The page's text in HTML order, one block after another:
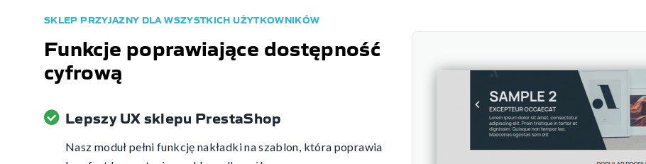
Funkcje poprawiające dostępność
cyfrową
SKLEP PRZYJAZNY DLA WSZYSTKICH UŻYTKOWNIKÓW
Lepszy UX sklepu PrestaShop
Nasz moduł pełni funkcję nakładki na szablon, która poprawia